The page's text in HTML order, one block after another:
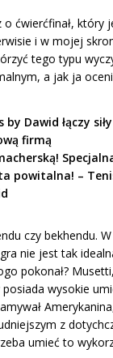
o ćwierćfinał, który
i w mojej
tego typu
a jak ja
by Dawid łączy
firmą
powitalna! –
czy bekhendu.
nie jest tak
pokonał?
wysokie
z
umieć to